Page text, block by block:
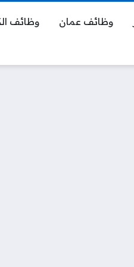
وظائف عمان
وظائف